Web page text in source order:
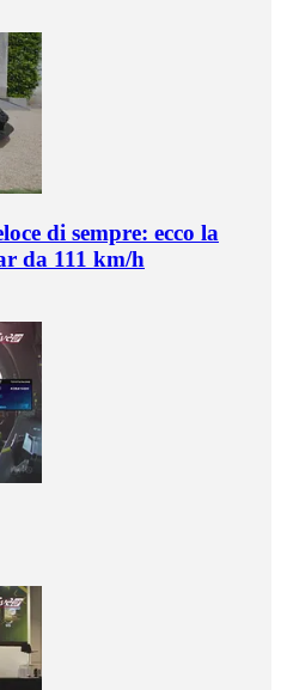
di sempre: ecco la
da 111 km/h